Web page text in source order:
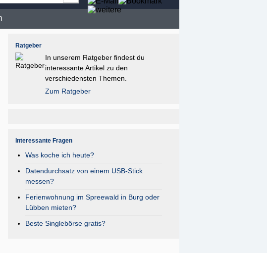
Ratgeber
In unserem Ratgeber findest du
interessante Artikel zu den
verschiedensten Themen.
Zum Ratgeber
Interessante Fragen
Was koche ich heute?
Datendurchsatz von einem USB-Stick
messen?
Ferienwohnung im Spreewald in Burg oder
Lübben mieten?
Beste Singlebörse gratis?